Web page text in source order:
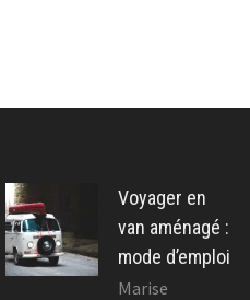
Voyager en
van aménagé :
mode d’emploi
Marise